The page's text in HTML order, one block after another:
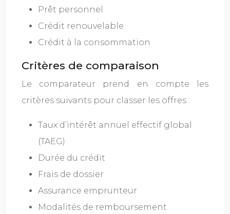
Prêt personnel
Crédit renouvelable
Crédit à la consommation
Critères de comparaison
Le comparateur prend en compte les
critères suivants pour classer les offres :
Taux d’intérêt annuel effectif global
(TAEG)
Durée du crédit
Frais de dossier
Assurance emprunteur
Modalités de remboursement